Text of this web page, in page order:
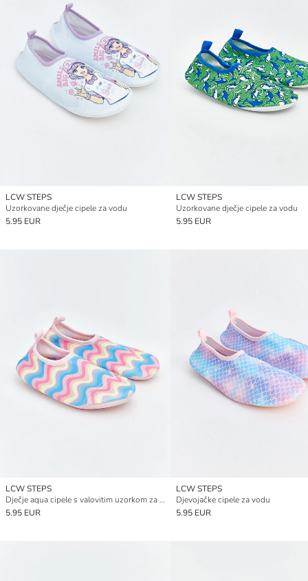
LCW STEPS
Uzorkovane dječje cipele za vodu
5.95 EUR
LCW STEPS
Uzorkovane dječje cipele za vodu
5.95 EUR
LCW STEPS
Dječje aqua cipele s valovitim uzorkom za djevojčice
5.95 EUR
LCW STEPS
Djevojačke cipele za vodu
5.95 EUR